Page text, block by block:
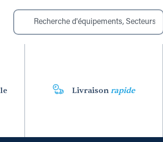
Livraison rapide